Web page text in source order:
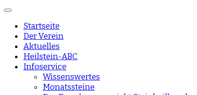
Startseite
Der Verein
Aktuelles
Heilstein-ABC
Infoservice
Wissenswertes
Monatssteine